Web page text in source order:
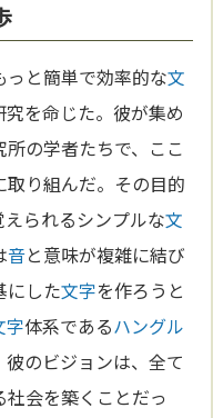
っと簡単で効率的な文
を命じた。彼が集め
の学者たちで、ここ
取り組んだ。その目的
られるシンプルな文
音と意味が複雑に結び
にした文字を作ろうと
字体系であるハングル
のビジョンは、全て
会を築くことだっ